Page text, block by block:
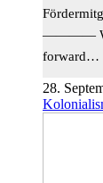
———— We
forward…
28.